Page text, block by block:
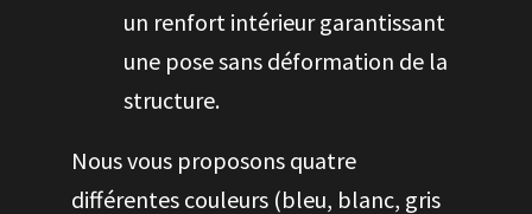
un renfort intérieur garantissant
une pose sans déformation de la
structure.
Nous vous proposons quatre
différentes couleurs (bleu, blanc, gris